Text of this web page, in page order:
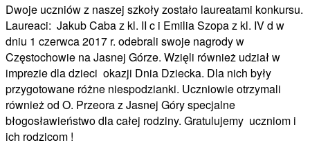
Dwoje uczniów z naszej szkoły zostało laureatami konkursu.
Laureaci: Jakub Caba z kl. II c i Emilia Szopa z kl. IV d w
dniu 1 czerwca 2017 r. odebrali swoje nagrody w
Częstochowie na Jasnej Górze. Wzięli również udział w
imprezie dla dzieci okazji Dnia Dziecka. Dla nich były
przygotowane różne niespodzianki. Uczniowie otrzymali
również od O. Przeora z Jasnej Góry specjalne
błogosławieństwo dla całej rodziny. Gratulujemy uczniom i
ich rodzicom !